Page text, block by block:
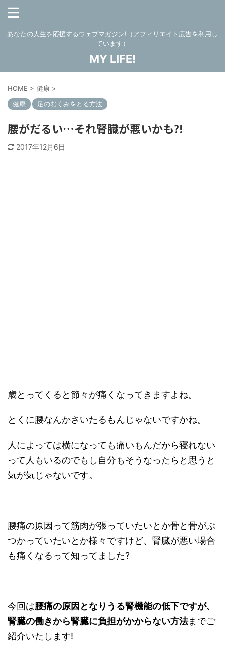
あなたの人生を応援するウェブマガジン!（アフィリエイト広告を利用し
ています）
MY LIFE!
HOME > 健康 >
健康
足のむくみをとる方法
腰がだるい…それ腎臓が悪いかも?!
2017年12月6日
歳とってくると節々が痛くなってきますよね。
とくに腰なんかさいたるもんじゃないですかね。
人によっては横になっても痛いもんだから寝れない
って人もいるのでもし自分もそうなったらと思うと
気が気じゃないです。
腰痛の原因って筋肉が張っていたいとか骨と骨がぶ
つかっていたいとか様々ですけど、腎臓が悪い場合
も痛くなるって知ってました?
今回は腰痛の原因となりうる腎機能の低下ですが、
腎臓の働きから腎臓に負担がかからない方法までご
紹介いたします!